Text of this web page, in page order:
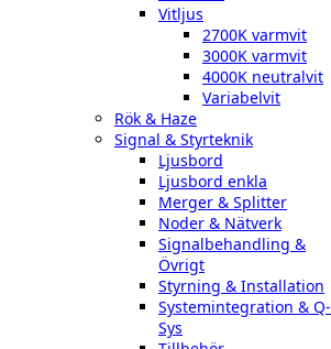
Vitljus
2700K varmvit
3000K varmvit
4000K neutralvit
Variabelvit
Rök & Haze
Signal & Styrteknik
Ljusbord
Ljusbord enkla
Merger & Splitter
Noder & Nätverk
Signalbehandling &
Övrigt
Styrning & Installation
Systemintegration & Q-
Sys